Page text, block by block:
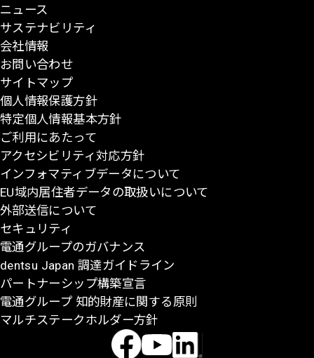
ニュース
サステナビリティ
会社情報
お問い合わせ
サイトマップ
個人情報保護方針
特定個人情報基本方針
ご利用にあたって
アクセシビリティ対応方針
インフォマティブデータについて
EU域内居住者データの取扱いについて
外部送信について
セキュリティ
電通グループのガバナンス
dentsu Japan 調達ガイドライン
パートナーシップ構築宣言
電通グループ 知的財産に関する原則
マルチステークホルダー方針